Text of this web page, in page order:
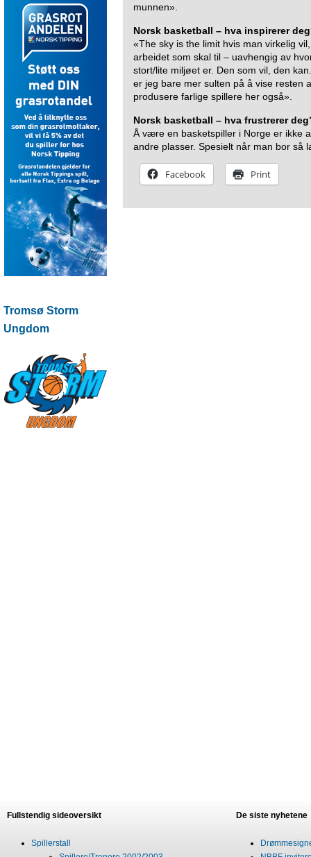
Tromsø Storm
Ungdom
munnen».
Norsk basketball – hva inspirerer
«The sky is the limit hvis man virkelig
arbeidet som skal til – uavhengig av
stort/lite miljøet er. Den som vil, den
er jeg bare mer sulten på å vise resten
produsere farlige spillere her også».
Norsk basketball – hva frustrerer
Å være en basketspiller i Norge er ikke
andre plasser. Spesielt når man bor så
Facebook Print
Fullstendig sideoversikt
Spillerstall
De siste nyhetene